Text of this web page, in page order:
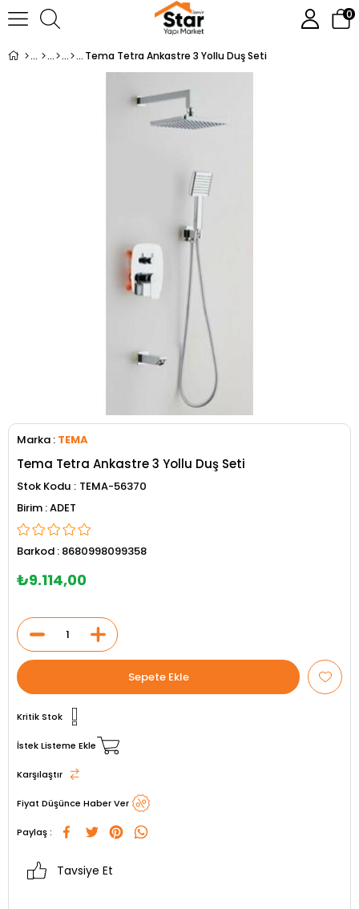
0
Tema Tetra Ankastre 3 Yollu Duş Seti
Marka : TEMA
Tema Tetra Ankastre 3 Yollu Duş Seti
Stok Kodu
TEMA-56370
ADET
Barkod : 8680998099358
₺9.114,00
Kritik Stok
İstek Listeme Ekle
Karşılaştır
Fiyat Düşünce Haber Ver
Paylaş :
Tavsiye Et